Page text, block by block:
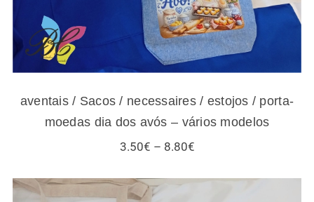
aventais / Sacos / necessaires / estojos / porta-
moedas dia dos avós – vários modelos
3.50€ – 8.80€Price